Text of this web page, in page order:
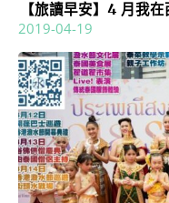
【旅讀早安】4 月我
2019-04-19